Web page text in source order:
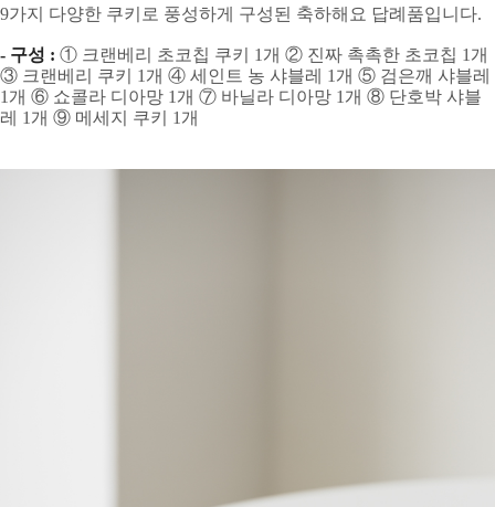
9가지 다양한 쿠키로 풍성하게 구성된 축하해요 답례품입니다.
- 구성 : ① 크랜베리 초코칩 쿠키 1개 ② 진짜 촉촉한 초코칩 1개
③ 크랜베리 쿠키 1개 ④ 세인트 농 샤블레 1개 ⑤ 검은깨 샤블레
1개 ⑥ 쇼콜라 디아망 1개 ⑦ 바닐라 디아망 1개 ⑧ 단호박 샤블
레 1개 ⑨ 메세지 쿠키 1개